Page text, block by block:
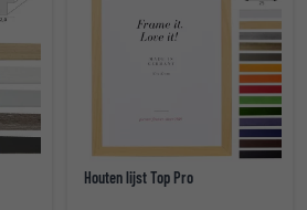
Houten lijst Top Pro